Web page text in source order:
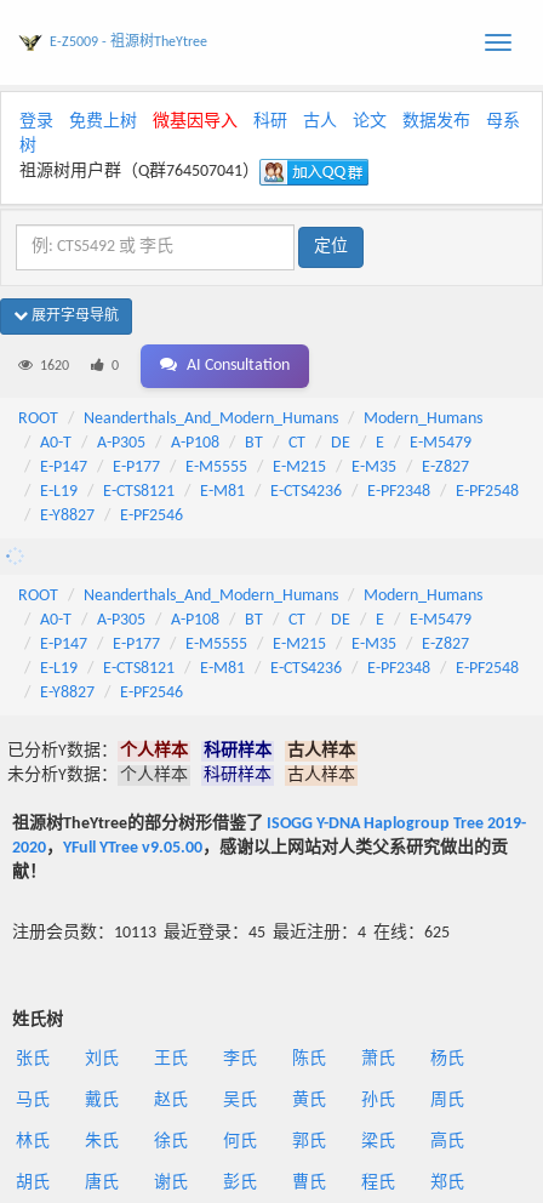
Toggle
E-Z5009 - 祖源树TheYtree
登录 免费上树 微基因导入 科研 古人 论文 数据发布
母系
树
祖源树用户群（Q群764507041）
展开字母导航
1620 0 AI Consultation
ROOT Neanderthals_And_Modern_Humans
Modern_Humans
A0-T
A-P305 A-P108 BT CT DE E
E-M5479
E-P147
E-P177 E-M5555 E-M215 E-M35
E-Z827
E-L19
E-CTS8121 E-M81 E-CTS4236 E-PF2348
E-PF2548
E-Y8827
E-PF2546
ROOT Neanderthals_And_Modern_Humans
Modern_Humans
A0-T
A-P305 A-P108 BT CT DE E
E-M5479
E-P147
E-P177 E-M5555 E-M215 E-M35
E-Z827
E-L19
E-CTS8121 E-M81 E-CTS4236 E-PF2348
E-PF2548
E-Y8827
E-PF2546
已分析Y数据： 个人样本 科研样本
古人样本
未分析Y数据：
个人样本 科研样本 古人样本
祖源树TheYtree的部分树形借鉴了 ISOGG Y-DNA Haplogroup Tree 2019-
2020， YFull YTree v9.05.00，感谢以上网站对人类父系研究做出的贡
献！
注册会员数：10113 最近登录：45 最近注册：4 在线：625
姓氏树
张氏 刘氏 王氏 李氏 陈氏 萧氏 杨氏
马氏 戴氏 赵氏 吴氏 黄氏 孙氏 周氏
林氏 朱氏 徐氏 何氏 郭氏 梁氏 高氏
胡氏 唐氏 谢氏 彭氏 曹氏 程氏 郑氏